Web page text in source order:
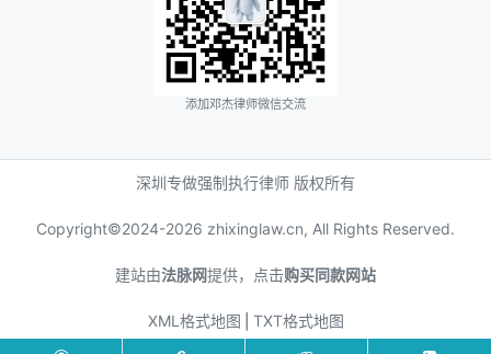
添加邓杰律师微信交流
深圳专做强制执行律师 版权所有
Copyright©2024-2026 zhixinglaw.cn, All Rights Reserved.
建站由法脉网提供，点击购买同款网站
XML格式地图 TXT格式地图